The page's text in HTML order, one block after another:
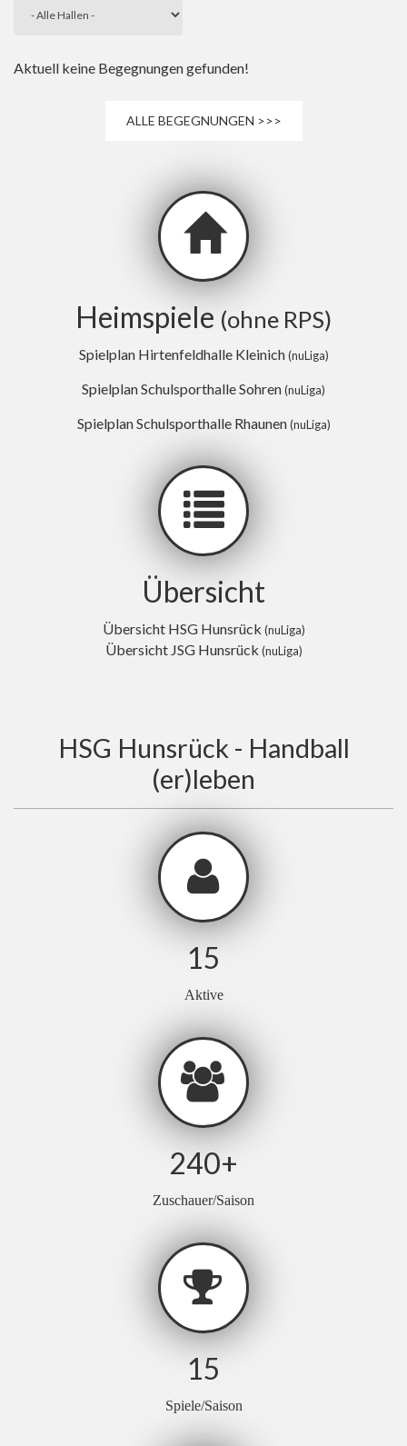
Aktuell keine Begegnungen gefunden!
ALLE BEGEGNUNGEN >>>
Heimspiele (ohne RPS)
Spielplan Hirtenfeldhalle Kleinich(nuLiga)
Spielplan Schulsporthalle Sohren(nuLiga)
Spielplan Schulsporthalle Rhaunen(nuLiga)
Übersicht
Übersicht HSG Hunsrück (nuLiga)
Übersicht JSG Hunsrück (nuLiga)
HSG Hunsrück - Handball
(er)leben
15
Aktive
240+
Zuschauer/Saison
15
Spiele/Saison